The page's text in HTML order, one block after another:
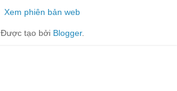
Xem phiên bản web
Được tạo bởi Blogger.